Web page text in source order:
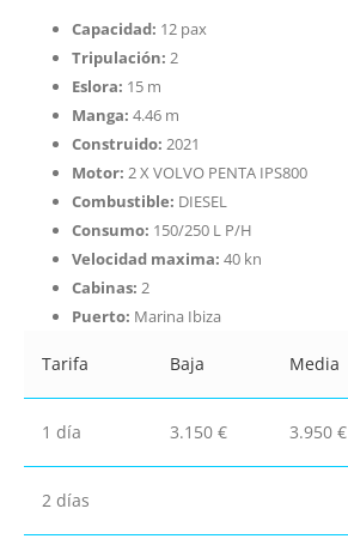
Capacidad: 12 pax
Tripulación: 2
Eslora: 15 m
Manga: 4.46 m
Construido: 2021
Motor: 2 X VOLVO PENTA IPS800
Combustible: DIESEL
Consumo: 150/250 L P/H
Velocidad maxima: 40 kn
Cabinas: 2
Puerto: Marina Ibiza
Tarifa Baja Media
1 día 3.150 € 3.950 €
2 días